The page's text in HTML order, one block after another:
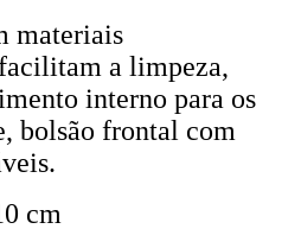
materiais
a limpeza,
interno para os
bolsão frontal com
cm